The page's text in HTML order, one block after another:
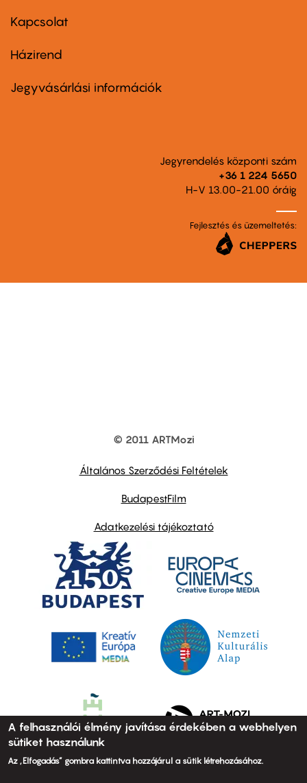
firstKapcsolat
Footer
second
Házirend
Jegyvásárlási információk
Jegyrendelés központi szám
+36 1 224 5650
H-V 13.00-21.00 óráig
Fejlesztés és üzemeltetés:
© 2011 ARTMozi
Általános Szerződési Feltételek
BudapestFilm
Adatkezelési tájékoztató
A felhasználói élmény javítása érdekében a webhelyen
sütiket használunk
Az „Elfogadás” gombra kattintva hozzájárul a sütik létrehozásához.